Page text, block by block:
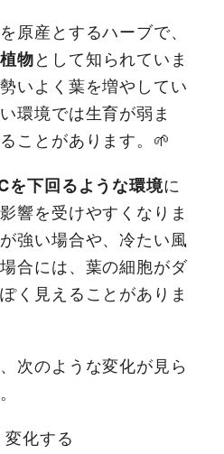
原産とするハーブで、
物として知られていま
いよく葉を増やしてい
環境では生育が弱ま
ことがあります。🌱
下回るような環境に
響を受けやすくなりま
強い場合や、冷たい風
合には、葉の細胞がダ
く見えることがありま
次のような変化が見ら
化する